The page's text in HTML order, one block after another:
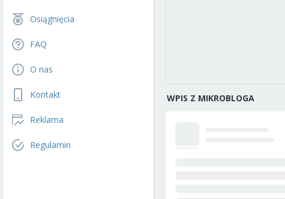
Osiągnięcia
FAQ
O nas
Kontakt
Reklama
Regulamin
WPIS Z MIKROBLOGA